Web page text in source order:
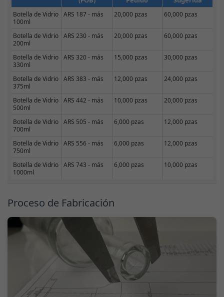
Botella de Vidrio
100ml
ARS 187 - más 20,000 pzas 60,000 pzas
Botella de Vidrio
200ml
ARS 230 - más 20,000 pzas 60,000 pzas
Botella de Vidrio
330ml
ARS 320 - más 15,000 pzas 30,000 pzas
Botella de Vidrio
375ml
ARS 383 - más 12,000 pzas 24,000 pzas
Botella de Vidrio
500ml
ARS 442 - más 10,000 pzas 20,000 pzas
Botella de Vidrio
700ml
ARS 505 - más 6,000 pzas 12,000 pzas
Botella de Vidrio
750ml
ARS 556 - más 6,000 pzas 12,000 pzas
Botella de Vidrio
1000ml
ARS 743 - más 6,000 pzas 10,000 pzas
Proceso de Fabricación